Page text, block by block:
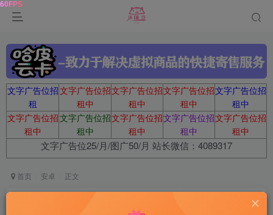
文字广告位招
租
文字广告位招
租中
文字广告位招
租中
文字广告位招
租中
文字广告位招
租中
文字广告位招
租中
文字广告位招
租中
文字广告位招
租中
文字广告位招
租中
文字广告位招
租中
文字广告位25/月/图广50/月 站长微信：4089317
首页 安卓 正文